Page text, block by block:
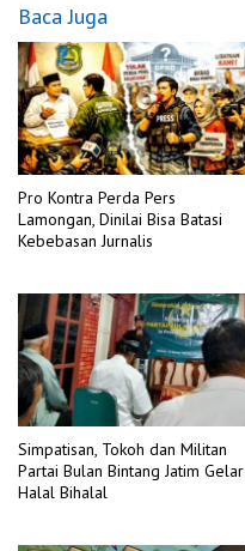
Baca Juga
Pro Kontra Perda Pers
Lamongan, Dinilai Bisa Batasi
Kebebasan Jurnalis
Simpatisan, Tokoh dan Militan
Partai Bulan Bintang Jatim Gelar
Halal Bihalal